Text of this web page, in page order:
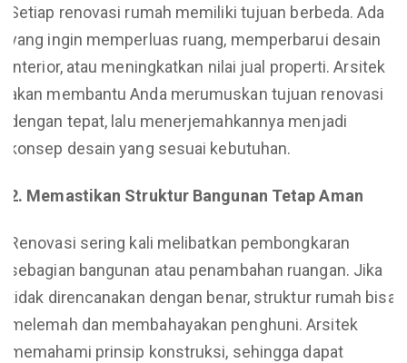
Setiap renovasi rumah memiliki tujuan berbeda. Ada
yang ingin memperluas ruang, memperbarui desain
interior, atau meningkatkan nilai jual properti. Arsitek
akan membantu Anda merumuskan tujuan renovasi
dengan tepat, lalu menerjemahkannya menjadi
konsep desain yang sesuai kebutuhan.
2. Memastikan Struktur Bangunan Tetap Aman
Renovasi sering kali melibatkan pembongkaran
sebagian bangunan atau penambahan ruangan. Jika
tidak direncanakan dengan benar, struktur rumah bisa
melemah dan membahayakan penghuni. Arsitek
memahami prinsip konstruksi, sehingga dapat